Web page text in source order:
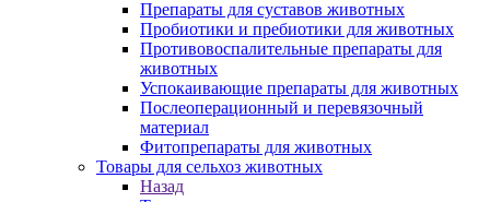
Препараты для суставов животных
Пробиотики и пребиотики для животных
Противовоспалительные препараты для
животных
Успокаивающие препараты для животных
Послеоперационный и перевязочный
материал
Фитопрепараты для животных
Товары для сельхоз животных
Назад